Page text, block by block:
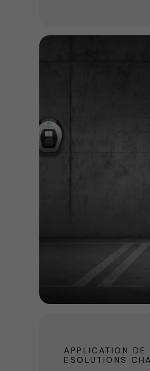
APPLICATION DE
ESOLUTIONS